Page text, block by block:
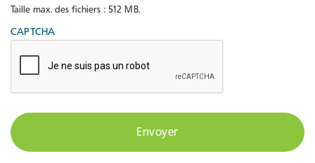
Taille max. des fichiers : 512 MB.
CAPTCHA